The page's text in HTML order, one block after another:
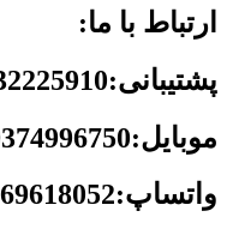
ارتباط با ما:
پشتیبانی:32225910-076
موبایل:09374996750
واتساپ:09369618052